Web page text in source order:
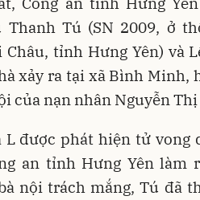
Thanh Tú (SN 2009, ở
Châu, tỉnh Hưng Yên) và
xảy ra tại xã Bình Minh,
của nạn nhân Nguyễn Thị
L được phát hiện tử vong
an tỉnh Hưng Yên làm
nội trách mắng, Tú đã